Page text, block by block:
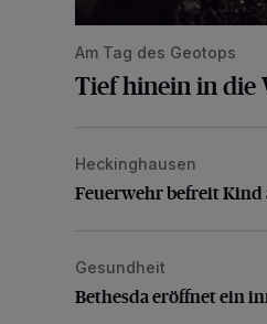
Am Tag des Geotops
Tief hinein in
Feuerwehr befreit Kind
Heckinghausen
Feuerwehr befreit Kind
Bethesda eröffnet ein
Gesundheit
Bethesda eröffnet ein